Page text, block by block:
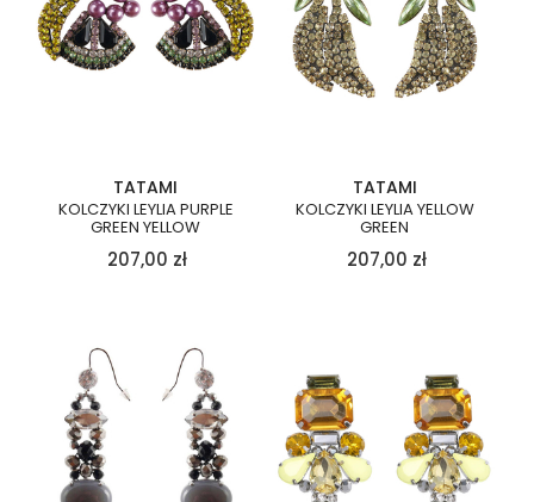
TATAMI
KOLCZYKI LEYLIA PURPLE
GREEN YELLOW
207,00 zł
TATAMI
KOLCZYKI LEYLIA YELLOW
GREEN
207,00 zł